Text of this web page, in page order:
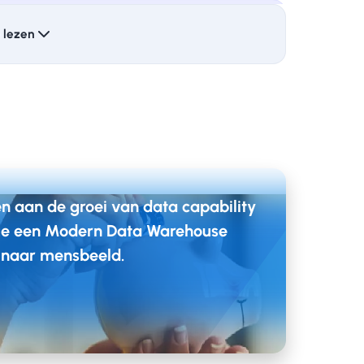
met als primaire taak om de One-
consultancy op het gebied van Microsoft
IT. De waarde van BizDevOps, onze
samenwerking zijn
de Azure Cloud. Ook gaan we samen als
maken met onze opgedane kennis van
lezen
aan de groei van data capability
een Modern Data Warehouse
mensbeeld.